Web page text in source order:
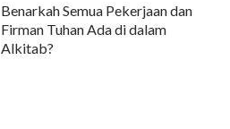
Benarkah Semua Pekerjaan dan
Firman Tuhan Ada di dalam
Alkitab?